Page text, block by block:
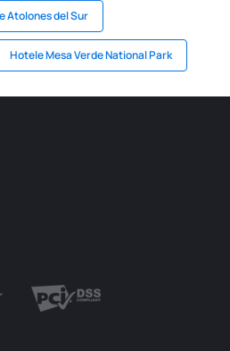
Atolones del Sur
Hotele Mesa Verde National Park